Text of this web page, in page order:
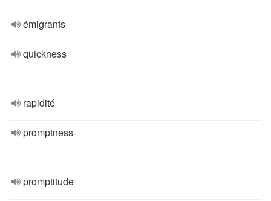
émigrants
quickness
rapidité
promptness
promptitude